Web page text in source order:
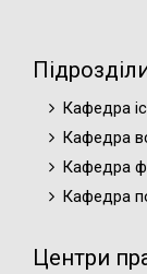
Кафедра
Кафедра
Кафедра
Кафедра
Центри